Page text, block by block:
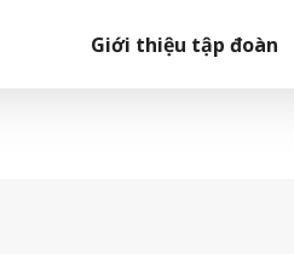
Giới thiệu tập đoàn